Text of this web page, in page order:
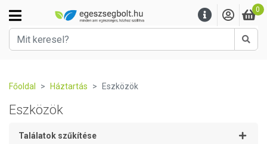
0
Főoldal Háztartás Eszközök
Eszközök
Találatok szűkítése